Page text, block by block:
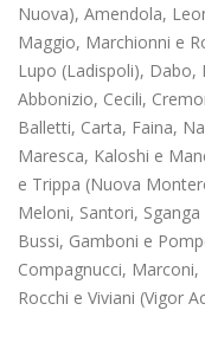
Nuova), Amendola,
Maggio, Marchionni e
Lupo (Ladispoli), Dabo,
Abbonizio, Cecili,
Balletti, Carta, Faina,
Maresca, Kaloshi e
e Trippa (Nuova
Meloni, Santori,
Bussi, Gamboni e
Compagnucci,
Rocchi e Viviani (Vigor